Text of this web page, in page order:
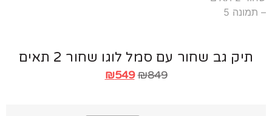
גב שחור עם סמל לוגו שחור 2 תאים
₪
₪549